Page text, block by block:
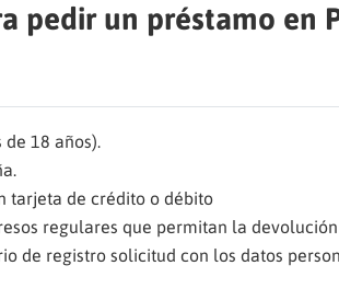
pedir un préstamo en
de 18 años).
tarjeta de crédito o débito
regulares que permitan la
de registro solicitud con los datos